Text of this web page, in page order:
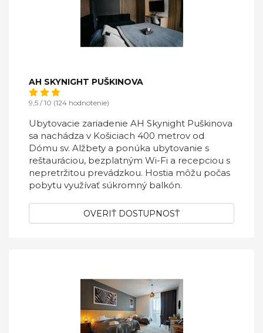
AH SKYNIGHT PUŠKINOVA
9,5 / 10 (124 hodnotenie)
Ubytovacie zariadenie AH Skynight Puškinova
sa nachádza v Košiciach 400 metrov od
Dómu sv. Alžbety a ponúka ubytovanie s
reštauráciou, bezplatným Wi-Fi a recepciou s
nepretržitou prevádzkou. Hostia môžu počas
pobytu využívať súkromný balkón.
OVERIŤ DOSTUPNOSŤ